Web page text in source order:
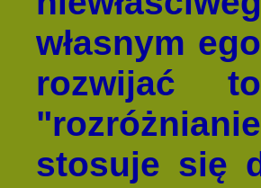
własnym
rozwijać
stosuje się